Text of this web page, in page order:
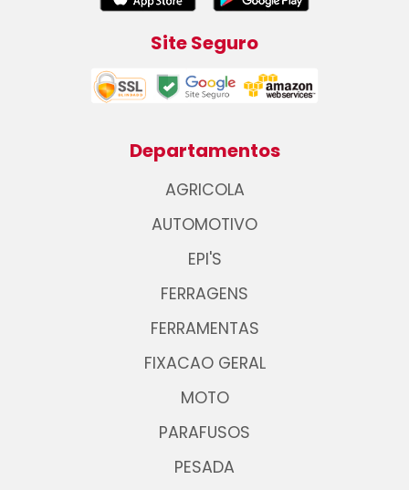
Site Seguro
Departamentos
AGRICOLA
AUTOMOTIVO
EPI'S
FERRAGENS
FERRAMENTAS
FIXACAO GERAL
MOTO
PARAFUSOS
PESADA